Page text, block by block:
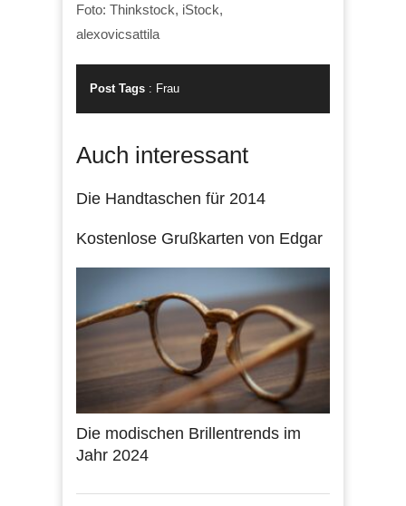
Foto: Thinkstock, iStock,
alexovicsattila
Post Tags : Frau
Auch interessant
Die Handtaschen für 2014
Kostenlose Grußkarten von Edgar
Die modischen Brillentrends im
Jahr 2024